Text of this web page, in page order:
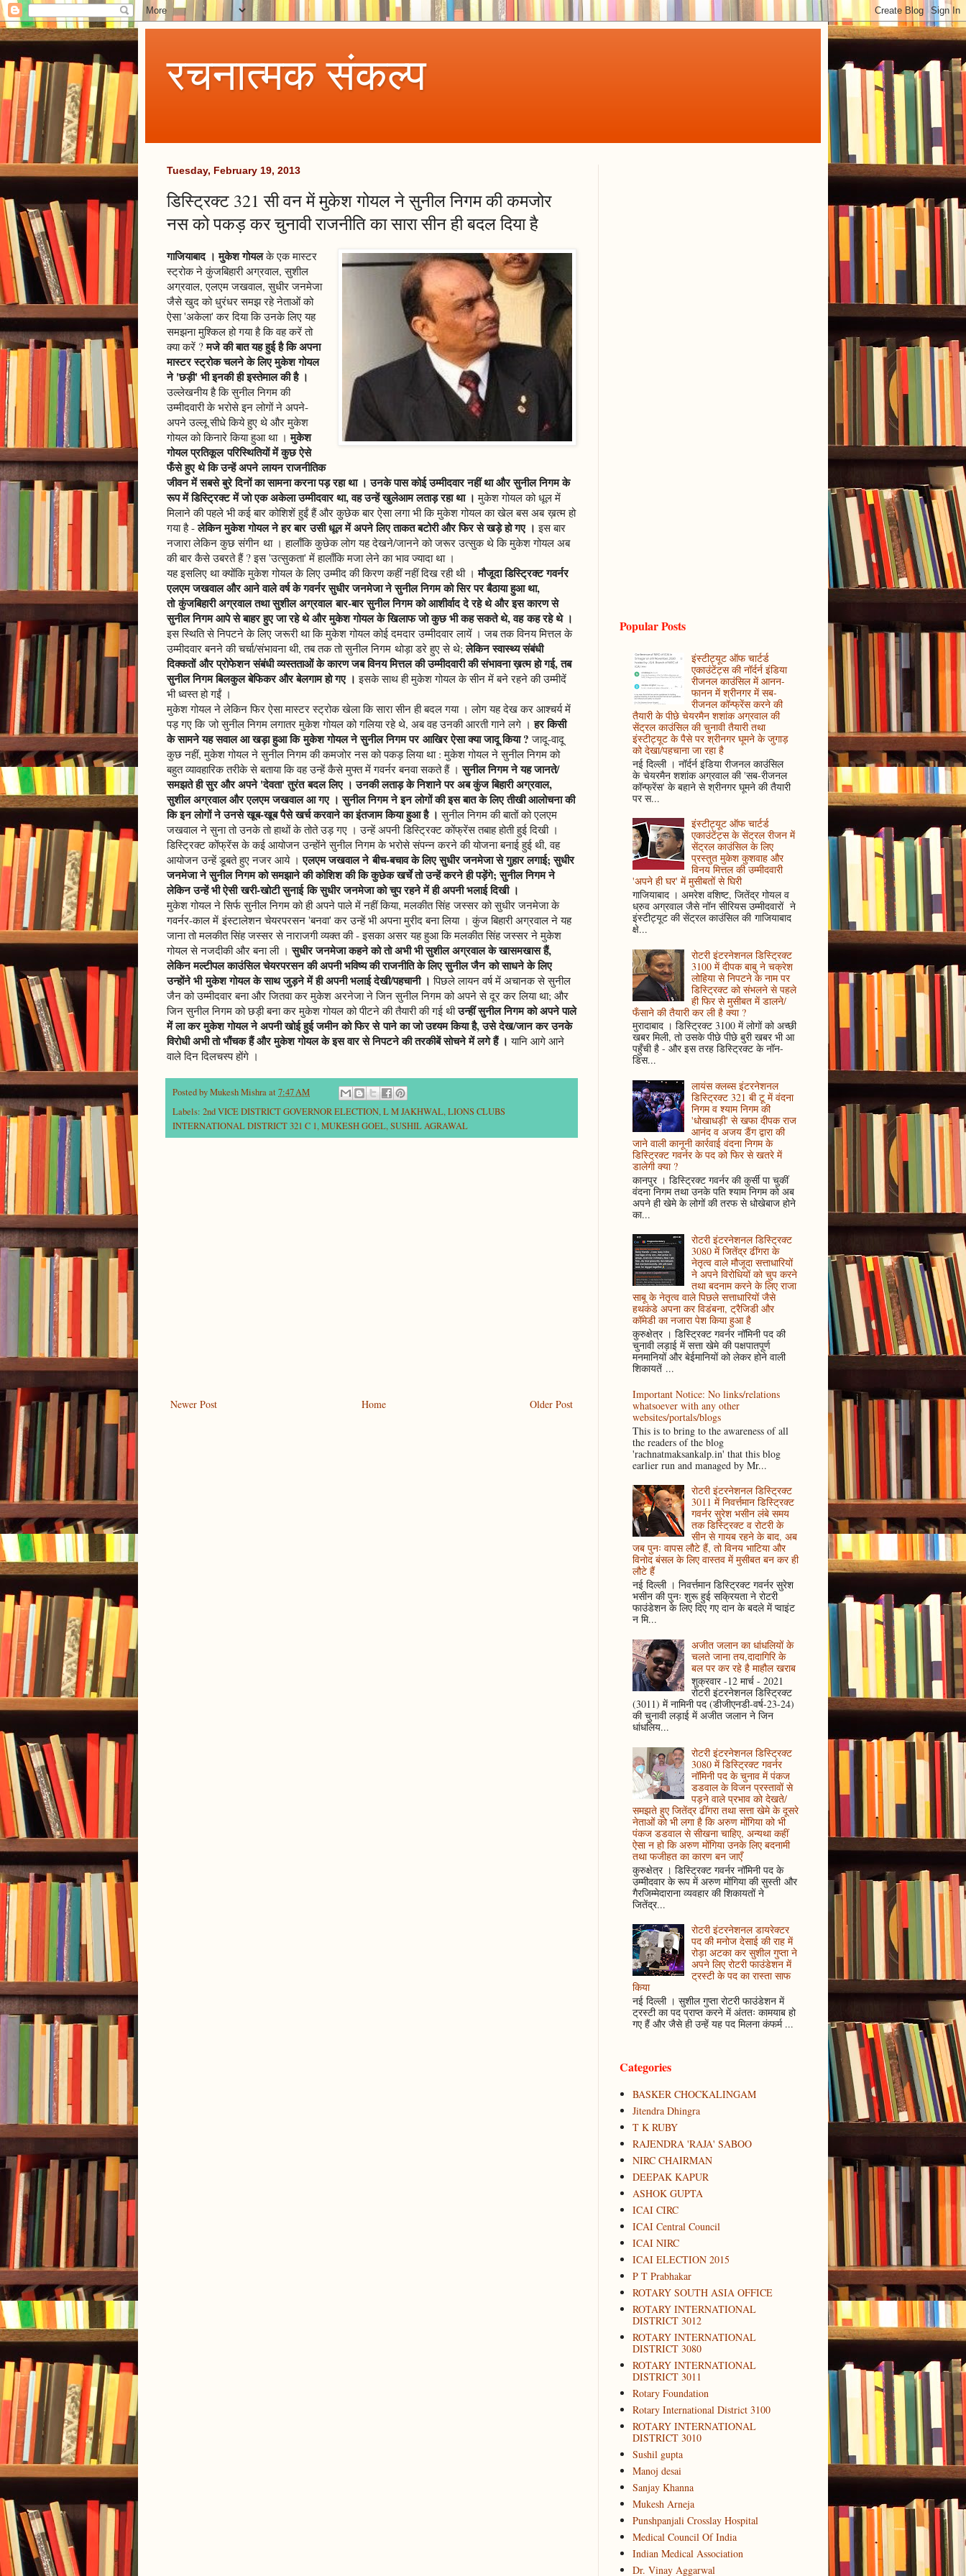
रचनात्मक संकल्प
Tuesday, February 19, 2013
डिस्ट्रिक्ट 321 सी वन में मुकेश गोयल ने सुनील निगम की कमजोर
नस को पकड़ कर चुनावी राजनीति का सारा सीन ही बदल दिया है
गाजियाबाद । मुकेश गोयलके एक मास्टर
स्ट्रोक ने कुंजबिहारी अग्रवाल, सुशील
अग्रवाल, एलएम जखवाल, सुधीर जनमेजा
जैसे खुद को धुरंधर समझ रहे नेताओं को
ऐसा 'अकेला' कर दिया कि उनके लिए यह
समझना मुश्किल हो गया है कि वह करें तो
क्या करें ?मजे की बात यह हुई है कि अपना
मास्टर स्ट्रोक चलने के लिए मुकेश गोयल
ने 'छड़ी' भी इनकी ही इस्तेमाल की है ।
उल्लेखनीय है कि सुनील निगम की
उम्मीदवारी के भरोसे इन लोगों ने अपने-
अपने उल्लू सीधे किये हुए थे और मुकेश
गोयल को किनारे किया हुआ था ।मुकेश
गोयल प्रतिकूल परिस्थितियों में कुछ ऐसे
फँसे हुए थे कि उन्हें अपने लायन राजनीतिक
जीवन में सबसे बुरे दिनों का सामना करना पड़ रहा था । उनके पास कोई उम्मीदवार नहीं था और सुनील निगम के
रूप में डिस्ट्रिक्ट में जो एक अकेला उम्मीदवार था, वह उन्हें खुलेआम लताड़ रहा था । मुकेश गोयल को धूल में
मिलाने की पहले भी कई बार कोशिशें हुईं हैं और कुछेक बार ऐसा लगा भी कि मुकेश गोयल का खेल बस अब ख़त्म हो
गया है -लेकिन मुकेश गोयल ने हर बार उसी धूल में अपने लिए ताकत बटोरी और फिर से खड़े हो गए । इस बार
नजारा लेकिन कुछ संगीन था । हालाँकि कुछेक लोग यह देखने/जानने को जरूर उत्सुक थे कि मुकेश गोयल अब
की बार कैसे उबरते हैं ? इस 'उत्सुकता' में हालाँकि मजा लेने का भाव ज्यादा था ।
यह इसलिए था क्योंकि मुकेश गोयल के लिए उम्मीद की किरण कहीं नहीं दिख रही थी ।मौजूदा डिस्ट्रिक्ट गवर्नर
एलएम जखवाल और आने वाले वर्ष के गवर्नर सुधीर जनमेजा ने सुनील निगम को सिर पर बैठाया हुआ था,
तो कुंजबिहारी अग्रवाल तथा सुशील अग्रवाल बार-बार सुनील निगम को आशीर्वाद दे रहे थे और इस कारण से
सुनील निगम आपे से बाहर हुए जा रहे थे और मुकेश गोयल के खिलाफ जो कुछ भी कह सकते थे, वह कह रहे थे ।
इस स्थिति से निपटने के लिए जरूरी था कि मुकेश गोयल कोई दमदार उम्मीदवार लायें । जब तक विनय मित्तल के
उम्मीदवार बनने की चर्चा/संभावना थी, तब तक तो सुनील निगम थोड़ा डरे हुए से थे;लेकिन स्वास्थ्य संबंधी
दिक्कतों और प्रोफेशन संबंधी व्यस्तताओं के कारण जब विनय मित्तल की उम्मीदवारी की संभावना ख़त्म हो गई, तब
सुनील निगम बिलकुल बेफिकर और बेलगाम हो गए । इसके साथ ही मुकेश गोयल के सीन में बने रहने की उम्मीदें
भी ध्वस्त हो गईं ।
मुकेश गोयल ने लेकिन फिर ऐसा मास्टर स्ट्रोक खेला कि सारा सीन ही बदल गया । लोग यह देख कर आश्चर्य में
पड़ गए कि जो सुनील निगम लगातर मुकेश गोयल को गलिया रहे थे, अब वह उनकी आरती गाने लगे ।हर किसी
के सामने यह सवाल आ खड़ा हुआ कि मुकेश गोयल ने सुनील निगम पर आखिर ऐसा क्या जादू किया ? जादू-वादू
कुछ नहीं, मुकेश गोयल ने सुनील निगम की कमजोर नस को पकड़ लिया था : मुकेश गोयल ने सुनील निगम को
बहुत व्यावहारिक तरीके से बताया कि वह उन्हें कैसे मुफ्त में गवर्नर बनवा सकते हैं ।सुनील निगम ने यह जानते/
समझते ही सुर और अपने 'देवता' तुरंत बदल लिए । उनकी लताड़ के निशाने पर अब कुंज बिहारी अग्रवाल,
सुशील अग्रवाल और एलएम जखवाल आ गए । सुनील निगम ने इन लोगों की इस बात के लिए तीखी आलोचना की
कि इन लोगों ने उनसे खूब-खूब पैसे खर्च करवाने का इंतजाम किया हुआ है । सुनील निगम की बातों को एलएम
जखवाल ने सुना तो उनके तो हाथों के तोते उड़ गए । उन्हें अपनी डिस्ट्रिक्ट कोंफ्रेंस तबाह होती हुई दिखी ।
डिस्ट्रिक्ट कोंफ्रेंस के कई आयोजन उन्होंने सुनील निगम के भरोसे संपन्न करने की योजना बनाई हुई थी, वह
आयोजन उन्हें डूबते हुए नजर आये ।एलएम जखवाल ने बीच-बचाव के लिए सुधीर जनमेजा से गुहार लगाई; सुधीर
जनमेजा ने सुनील निगम को समझाने की कोशिश की कि कुछेक खर्चे तो उन्हें करने ही पड़ेंगे; सुनील निगम ने
लेकिन उन्हें भी ऐसी खरी-खोटी सुनाई कि सुधीर जनमेजा को चुप रहने में ही अपनी भलाई दिखी ।
मुकेश गोयल ने सिर्फ सुनील निगम को ही अपने पाले में नहीं किया, मलकीत सिंह जस्सर को सुधीर जनमेजा के
गवर्नर-काल में इंस्टालेशन चेयरपरसन 'बनवा' कर उन्हें भी अपना मुरीद बना लिया । कुंज बिहारी अग्रवाल ने यह
जाना तो मलकीत सिंह जस्सर से नाराजगी व्यक्त की - इसका असर यह हुआ कि मलकीत सिंह जस्सर ने मुकेश
गोयल से नजदीकी और बना ली ।सुधीर जनमेजा कहने को तो अभी भी सुशील अग्रवाल के खासमखास हैं,
लेकिन मल्टीपल काउंसिल चेयरपरसन की अपनी भविष्य की राजनीति के लिए सुनील जैन को साधने के लिए
उन्होंने भी मुकेश गोयल के साथ जुड़ने में ही अपनी भलाई देखी/पहचानी । पिछले लायन वर्ष में अचानक से सुनील
जैन को उम्मीदवार बना और जितवा कर मुकेश अरनेजा ने जिन सुनील निगम को अपने से दूर कर लिया था; और
जिन सुनील निगम को छड़ी बना कर मुकेश गोयल को पीटने की तैयारी की गई थीउन्हीं सुनील निगम को अपने पाले
में ला कर मुकेश गोयल ने अपनी खोई हुई जमीन को फिर से पाने का जो उद्द्यम किया है, उसे देख/जान कर उनके
विरोधी अभी तो भौंचक हैं और मुकेश गोयल के इस वार से निपटने की तरकीबें सोचने में लगे हैं । यानि आगे आने
वाले दिन दिलचस्प होंगे ।
Posted byMukesh Mishraat 7:47 AM
Labels: 2nd VICE DISTRICT GOVERNOR ELECTION,L M JAKHWAL,LIONS CLUBS
INTERNATIONAL DISTRICT 321 C 1,MUKESH GOEL,SUSHIL AGRAWAL
Newer Post Older Post
Home
Popular Posts
इंस्टीट्यूट ऑफ चार्टर्ड
एकाउंटेंट्स की नॉर्दर्न इंडिया
रीजनल काउंसिल में आनन-
फानन में श्रीनगर में सब-
रीजनल कॉन्फ्रेंस करने की
तैयारी के पीछे चेयरमैन शशांक अग्रवाल की
सेंट्रल काउंसिल की चुनावी तैयारी तथा
इंस्टीट्यूट के पैसे पर श्रीनगर घूमने के जुगाड़
को देखा/पहचाना जा रहा है
नई दिल्ली । नॉर्दर्न इंडिया रीजनल काउंसिल
के चेयरमैन शशांक अग्रवाल की 'सब-रीजनल
कॉन्फ्रेंस' के बहाने से श्रीनगर घूमने की तैयारी
पर स...
इंस्टीट्यूट ऑफ चार्टर्ड
एकाउंटेंट्स के सेंट्रल रीजन में
सेंट्रल काउंसिल के लिए
प्रस्तुत मुकेश कुशवाह और
विनय मित्तल की उम्मीदवारी
'अपने ही घर' में मुसीबतों से घिरी
गाजियाबाद । अमरेश वशिष्ट, जितेंद्र गोयल व
ध्रुव अग्रवाल जैसे नॉन सीरियस उम्मीदवारों ने
इंस्टीट्यूट की सेंट्रल काउंसिल की गाजियाबाद
क्षे...
रोटरी इंटरनेशनल डिस्ट्रिक्ट
3100 में दीपक बाबु ने चक्रेश
लोहिया से निपटने के नाम पर
डिस्ट्रिक्ट को संभलने से पहले
ही फिर से मुसीबत में डालने/
फँसाने की तैयारी कर ली है क्या ?
मुरादाबाद । डिस्ट्रिक्ट 3100 में लोगों को अच्छी
खबर मिली, तो उसके पीछे पीछे बुरी खबर भी आ
पहुँची है - और इस तरह डिस्ट्रिक्ट के नॉन-
डिस...
लायंस क्लब्स इंटरनेशनल
डिस्ट्रिक्ट 321 बी टू में वंदना
निगम व श्याम निगम की
'धोखाधड़ी' से खफा दीपक राज
आनंद व अजय डैंग द्वारा की
जाने वाली कानूनी कार्रवाई वंदना निगम के
डिस्ट्रिक्ट गवर्नर के पद को फिर से खतरे में
डालेगी क्या ?
कानपुर । डिस्ट्रिक्ट गवर्नर की कुर्सी पा चुकीं
वंदना निगम तथा उनके पति श्याम निगम को अब
अपने ही खेमे के लोगों की तरफ से धोखेबाज होने
का...
रोटरी इंटरनेशनल डिस्ट्रिक्ट
3080 में जितेंद्र ढींगरा के
नेतृत्व वाले मौजूदा सत्ताधारियों
ने अपने विरोधियों को चुप करने
तथा बदनाम करने के लिए राजा
साबू के नेतृत्व वाले पिछले सत्ताधारियों जैसे
हथकंडे अपना कर विडंबना, ट्रैजिडी और
कॉमेडी का नजारा पेश किया हुआ है
कुरुक्षेत्र । डिस्ट्रिक्ट गवर्नर नॉमिनी पद की
चुनावी लड़ाई में सत्ता खेमे की पक्षपातपूर्ण
मनमानियों और बेईमानियों को लेकर होने वाली
शिकायतें ...
Important Notice: No links/relations
whatsoever with any other
websites/portals/blogs
This is to bring to the awareness of all
the readers of the blog
'rachnatmaksankalp.in' that this blog
earlier run and managed by Mr...
रोटरी इंटरनेशनल डिस्ट्रिक्ट
3011 में निवर्त्तमान डिस्ट्रिक्ट
गवर्नर सुरेश भसीन लंबे समय
तक डिस्ट्रिक्ट व रोटरी के
सीन से गायब रहने के बाद, अब
जब पुनः वापस लौटे हैं, तो विनय भाटिया और
विनोद बंसल के लिए वास्तव में मुसीबत बन कर ही
लौटे हैं
नई दिल्ली । निवर्त्तमान डिस्ट्रिक्ट गवर्नर सुरेश
भसीन की पुनः शुरू हुई सक्रियता ने रोटरी
फाउंडेशन के लिए दिए गए दान के बदले में प्वाइंट
न मि...
अजीत जलान का धांधलियों के
चलते जाना तय,दादागिरि के
बल पर कर रहे है माहौल खराब
शुक्रवार -12 मार्च - 2021
रोटरी इंटरनेशनल डिस्ट्रिक्ट
(3011) में नामिनी पद (डीजीएनडी-वर्ष-23-24)
की चुनावी लड़ाई में अजीत जलान ने जिन
धांधलिय...
रोटरी इंटरनेशनल डिस्ट्रिक्ट
3080 में डिस्ट्रिक्ट गवर्नर
नॉमिनी पद के चुनाव में पंकज
डडवाल के विजन प्रस्तावों से
पड़ने वाले प्रभाव को देखते/
समझते हुए जितेंद्र ढींगरा तथा सत्ता खेमे के दूसरे
नेताओं को भी लगा है कि अरुण मोंगिया को भी
पंकज डडवाल से सीखना चाहिए, अन्यथा कहीं
ऐसा न हो कि अरुण मोंगिया उनके लिए बदनामी
तथा फजीहत का कारण बन जाएँ
कुरुक्षेत्र । डिस्ट्रिक्ट गवर्नर नॉमिनी पद के
उम्मीदवार के रूप में अरुण मोंगिया की सुस्ती और
गैरजिम्मेदाराना व्यवहार की शिकायतों ने
जितेंद्र...
रोटरी इंटरनेशनल डायरेक्टर
पद की मनोज देसाई की राह में
रोड़ा अटका कर सुशील गुप्ता ने
अपने लिए रोटरी फाउंडेशन में
ट्रस्टी के पद का रास्ता साफ
किया
नई दिल्ली । सुशील गुप्ता रोटरी फाउंडेशन में
ट्रस्टी का पद प्राप्त करने में अंततः कामयाब हो
गए हैं और जैसे ही उन्हें यह पद मिलना कंफर्म ...
Categories
BASKER CHOCKALINGAM
Jitendra Dhingra
T K RUBY
RAJENDRA 'RAJA' SABOO
NIRC CHAIRMAN
DEEPAK KAPUR
ASHOK GUPTA
ICAI CIRC
ICAI Central Council
ICAI NIRC
ICAI ELECTION 2015
P T Prabhakar
ROTARY SOUTH ASIA OFFICE
ROTARY INTERNATIONAL
DISTRICT 3012
ROTARY INTERNATIONAL
DISTRICT 3080
ROTARY INTERNATIONAL
DISTRICT 3011
Rotary Foundation
Rotary International District 3100
ROTARY INTERNATIONAL
DISTRICT 3010
Sushil gupta
Manoj desai
Sanjay Khanna
Mukesh Arneja
Punshpanjali Crosslay Hospital
Medical Council Of India
Indian Medical Association
Dr. Vinay Aggarwal